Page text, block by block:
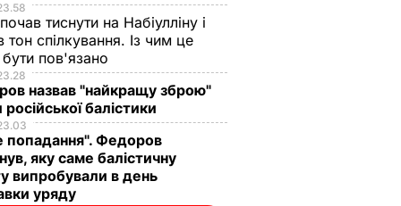
тиснути на Набіулліну і
тон спілкування. Із чим це
пов'язано
назвав "найкращу зброю"
балістики
попадання". Федоров
яку саме балістичну
випробували в день
уряду